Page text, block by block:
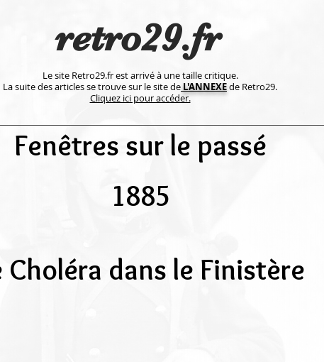
retro29.fr
Le site Retro29.fr est arrivé à une taille critique.
La suite des articles se trouve sur le site deL'ANNEXEde Retro29.
Cliquez ici pour accéder.
Fenêtres sur le passé
1885
Choléra dans le Finistère